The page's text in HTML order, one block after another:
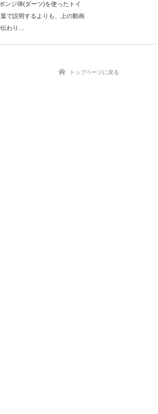
ンジ弾(ダーツ)を使ったトイ
で説明するよりも、上の動画
伝わり…
トップページに戻る